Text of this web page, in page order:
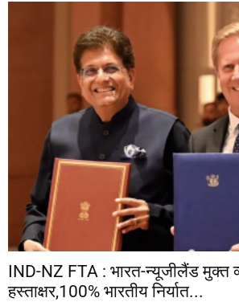
IND-NZ FTA : भारत-न्यूजीलैंड मुक्त
हस्ताक्षर,100% भारतीय निर्यात...